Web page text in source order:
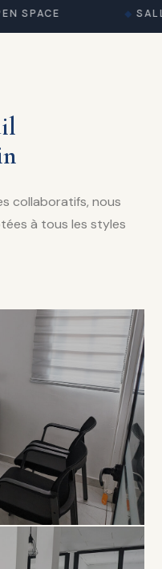
SPACE
collaboratifs, nous
à tous les styles